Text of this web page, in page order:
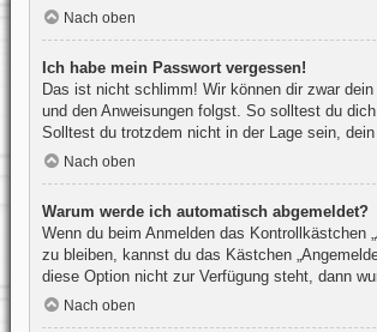
Nach oben
Ich habe mein Passwort vergessen!
Das ist nicht schlimm! Wir können dir zwar
und den Anweisungen folgst. So solltest du
Solltest du trotzdem nicht in der Lage sein,
Nach oben
Warum werde ich automatisch abgemeldet?
Wenn du beim Anmelden das Kontrollkästchen
zu bleiben, kannst du das Kästchen
diese Option nicht zur Verfügung steht, dann
Nach oben